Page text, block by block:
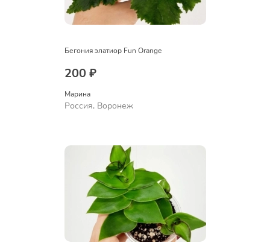
Бегония элатиор Fun Orange
200 ₽
Марина
Россия, Воронеж